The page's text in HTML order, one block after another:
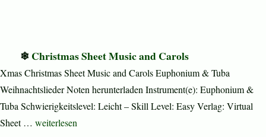
Christmas Sheet Music and Carols
Xmas Christmas Sheet Music and Carols Euphonium & Tuba
Weihnachtslieder Noten herunterladen Instrument(e): Euphonium &
Tuba Schwierigkeitslevel: Leicht – Skill Level: Easy Verlag: Virtual
Sheet … „Christmas Sheet Music and Carols“
weiterlesen